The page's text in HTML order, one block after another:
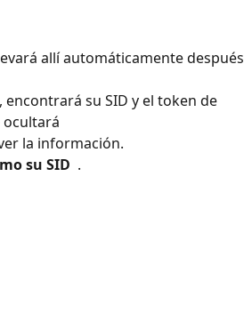
allí automáticamente después
, encontrará su SID y el token de
ocultará
la información.
su SID .